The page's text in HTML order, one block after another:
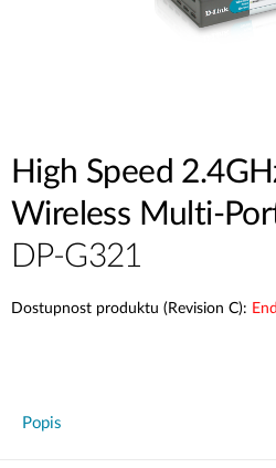
High Speed
Wireless Multi-
DP-G321
Dostupnost produktu (Revision C):
Popis